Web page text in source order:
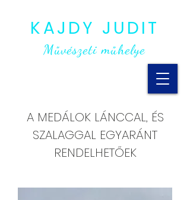
KAJDY JUDIT
Művészeti műhelye
A MEDÁLOK LÁNCCAL, ÉS
SZALAGGAL EGYARÁNT
RENDELHETŐEK